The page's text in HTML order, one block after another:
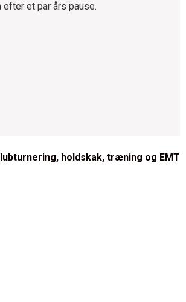
efter et par års pause.
holdskak, træning og EMT